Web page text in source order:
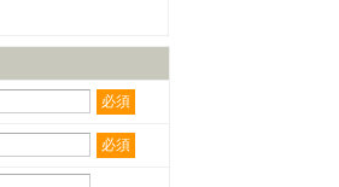
必須
必須